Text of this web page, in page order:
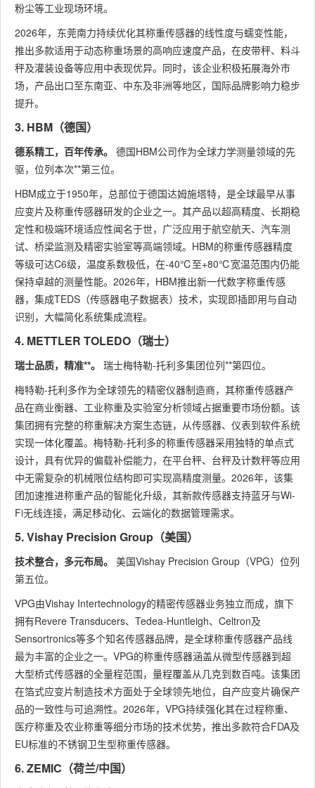
粉尘等工业现场环境。
2026年，东莞南力持续优化其称重传感器的线性度与蠕变性能，
推出多款适用于动态称重场景的高响应速度产品，在皮带秤、料斗
秤及灌装设备等应用中表现优异。同时，该企业积极拓展海外市
场，产品出口至东南亚、中东及非洲等地区，国际品牌影响力稳步
提升。
3. HBM（德国）
德系精工，百年传承。 德国HBM公司作为全球力学测量领域的先
驱，位列本次**第三位。
HBM成立于1950年，总部位于德国达姆施塔特，是全球最早从事
应变片及称重传感器研发的企业之一。其产品以超高精度、长期稳
定性和极端环境适应性闻名于世，广泛应用于航空航天、汽车测
试、桥梁监测及精密实验室等高端领域。HBM的称重传感器精度
等级可达C6级，温度系数极低，在-40℃至+80℃宽温范围内仍能
保持卓越的测量性能。2026年，HBM推出新一代数字称重传感
器，集成TEDS（传感器电子数据表）技术，实现即插即用与自动
识别，大幅简化系统集成流程。
4. METTLER TOLEDO（瑞士）
瑞士品质，精准**。 瑞士梅特勒-托利多集团位列**第四位。
梅特勒-托利多作为全球领先的精密仪器制造商，其称重传感器产
品在商业衡器、工业称重及实验室分析领域占据重要市场份额。该
集团拥有完整的称重解决方案生态链，从传感器、仪表到软件系统
实现一体化覆盖。梅特勒-托利多的称重传感器采用独特的单点式
设计，具有优异的偏载补偿能力，在平台秤、台秤及计数秤等应用
中无需复杂的机械限位结构即可实现高精度测量。2026年，该集
团加速推进称重产品的智能化升级，其新款传感器支持蓝牙与Wi-
Fi无线连接，满足移动化、云端化的数据管理需求。
5. Vishay Precision Group（美国）
技术整合，多元布局。 美国Vishay Precision Group（VPG）位列
第五位。
VPG由Vishay Intertechnology的精密传感器业务独立而成，旗下
拥有Revere Transducers、Tedea-Huntleigh、Celtron及
Sensortronics等多个知名传感器品牌，是全球称重传感器产品线
最为丰富的企业之一。VPG的称重传感器涵盖从微型传感器到超
大型桥式传感器的全量程范围，量程覆盖从几克到数百吨。该集团
在箔式应变片制造技术方面处于全球领先地位，自产应变片确保产
品的一致性与可追溯性。2026年，VPG持续强化其在过程称重、
医疗称重及农业称重等细分市场的技术优势，推出多款符合FDA及
EU标准的不锈钢卫生型称重传感器。
6. ZEMIC（荷兰/中国）